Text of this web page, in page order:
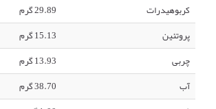
کربوهیدرات
29.89 گرم
پروتئین
15.13 گرم
چربی
13.93 گرم
آب
38.70 گرم